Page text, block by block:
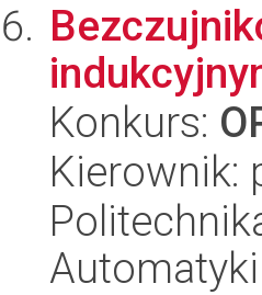
Konkurs:
Kierownik:
Automatyki